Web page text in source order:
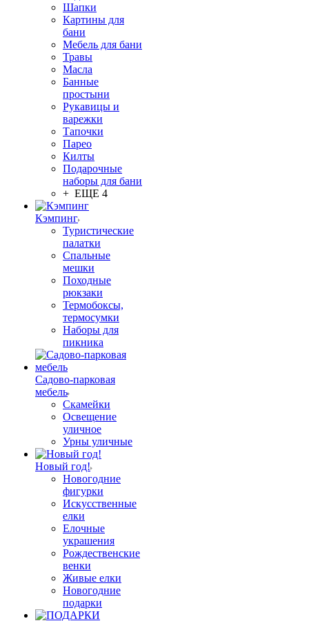
Шапки
Картины для
бани
Мебель для бани
Травы
Масла
Банные
простыни
Рукавицы и
варежки
Тапочки
Парео
Килты
Подарочные
наборы для бани
+ ЕЩЕ 4
Кэмпинг
Туристические
палатки
Спальные
мешки
Походные
рюкзаки
Термобоксы,
термосумки
Наборы для
пикника
Садово-парковая
мебель
Скамейки
Освещение
уличное
Урны уличные
Новый год!
Новогодние
фигурки
Искусственные
елки
Елочные
украшения
Рождественские
венки
Живые елки
Новогодние
подарки